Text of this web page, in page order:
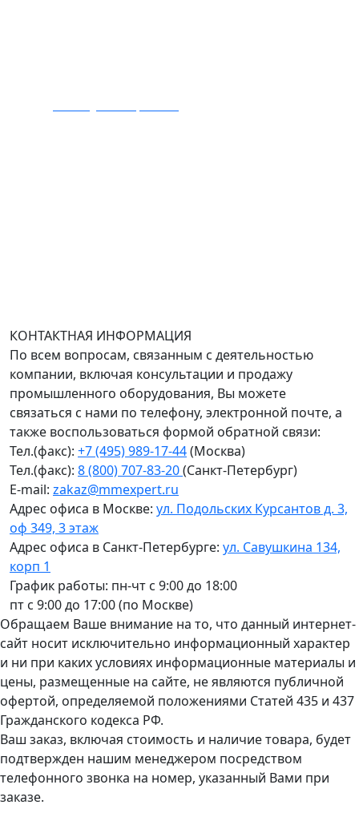
КОНТАКТНАЯ ИНФОРМАЦИЯ
По всем вопросам, связанным с деятельностью
компании, включая консультации и продажу
промышленного оборудования, Вы можете
связаться с нами по телефону, электронной почте, а
также воспользоваться формой обратной связи:
Тел.(факс): +7 (495) 989-17-44(Москва)
Тел.(факс): 8 (800) 707-83-20(Санкт-Петербург)
E-mail: zakaz@mmexpert.ru
Адрес офиса в Москве: ул. Подольских Курсантов д. 3,
оф 349, 3 этаж
Адрес офиса в Санкт-Петербурге: ул. Савушкина 134,
корп 1
График работы: пн-чт с 9:00 до 18:00
пт с 9:00 до 17:00 (по Москве)
Обращаем Ваше внимание на то, что данный интернет-
сайт носит исключительно информационный характер
и ни при каких условиях информационные материалы и
цены, размещенные на сайте, не являются публичной
офертой, определяемой положениями Статей 435 и 437
Гражданского кодекса РФ.
Ваш заказ, включая стоимость и наличие товара, будет
подтвержден нашим менеджером посредством
телефонного звонка на номер, указанный Вами при
заказе.